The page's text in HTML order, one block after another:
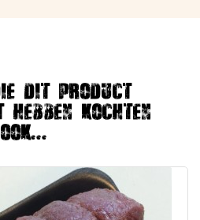
dit product
hebben kochten
ook...